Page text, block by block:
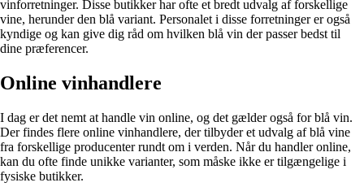
vinforretninger. Disse butikker har ofte et bredt udvalg af forskellige
vine, herunder den blå variant. Personalet i disse forretninger er også
kyndige og kan give dig råd om hvilken blå vin der passer bedst til
dine præferencer.
Online vinhandlere
I dag er det nemt at handle vin online, og det gælder også for blå vin.
Der findes flere online vinhandlere, der tilbyder et udvalg af blå vine
fra forskellige producenter rundt om i verden. Når du handler online,
kan du ofte finde unikke varianter, som måske ikke er tilgængelige i
fysiske butikker.